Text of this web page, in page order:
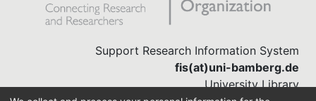
Support Research Information System
fis(at)uni-bamberg.de
University Library